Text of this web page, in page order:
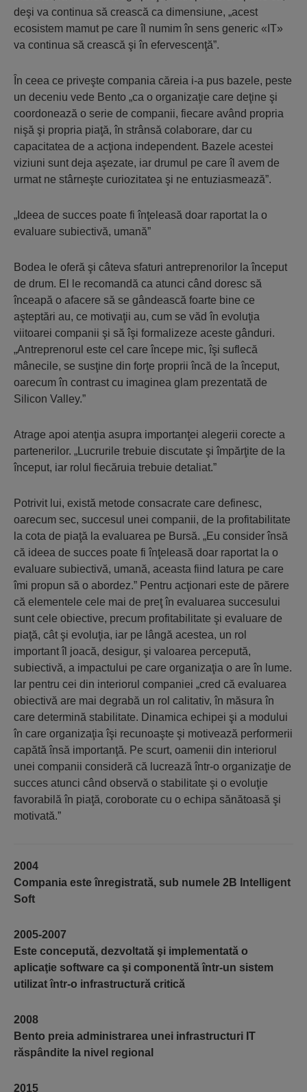
deşi va continua să crească ca dimensiune, „acest
ecosistem mamut pe care îl numim în sens generic «IT»
va continua să crească şi în efervescenţă”.
În ceea ce priveşte compania căreia i-a pus bazele, peste
un deceniu vede Bento „ca o organizaţie care deţine şi
coordonează o serie de companii, fiecare având propria
nişă şi propria piaţă, în strânsă colaborare, dar cu
capacitatea de a acţiona independent. Bazele acestei
viziuni sunt deja aşezate, iar drumul pe care îl avem de
urmat ne stârneşte curiozitatea şi ne entuziasmează”.
„Ideea de succes poate fi înţeleasă doar raportat la o
evaluare subiectivă, umană”
Bodea le oferă şi câteva sfaturi antreprenorilor la început
de drum. El le recomandă ca atunci când doresc să
înceapă o afacere să se gândească foarte bine ce
aşteptări au, ce motivaţii au, cum se văd în evoluţia
viitoarei companii şi să îşi formalizeze aceste gânduri.
„Antreprenorul este cel care începe mic, îşi suflecă
mânecile, se susţine din forţe proprii încă de la început,
oarecum în contrast cu imaginea glam prezentată de
Silicon Valley.”
Atrage apoi atenţia asupra importanţei alegerii corecte a
partenerilor. „Lucrurile trebuie discutate şi împărţite de la
început, iar rolul fiecăruia trebuie detaliat.”
Potrivit lui, există metode consacrate care definesc,
oarecum sec, succesul unei companii, de la profitabilitate
la cota de piaţă la evaluarea pe Bursă. „Eu consider însă
că ideea de succes poate fi înţeleasă doar raportat la o
evaluare subiectivă, umană, aceasta fiind latura pe care
îmi propun să o abordez.” Pentru acţionari este de părere
că elementele cele mai de preţ în evaluarea succesului
sunt cele obiective, precum profitabilitate şi evaluare de
piaţă, cât şi evoluţia, iar pe lângă acestea, un rol
important îl joacă, desigur, şi valoarea percepută,
subiectivă, a impactului pe care organizaţia o are în lume.
Iar pentru cei din interiorul companiei „cred că evaluarea
obiectivă are mai degrabă un rol calitativ, în măsura în
care determină stabilitate. Dinamica echipei şi a modului
în care organizaţia îşi recunoaşte şi motivează performerii
capătă însă importanţă. Pe scurt, oamenii din interiorul
unei companii consideră că lucrează într-o organizaţie de
succes atunci când observă o stabilitate şi o evoluţie
favorabilă în piaţă, coroborate cu o echipa sănătoasă şi
motivată.”
2004
Compania este înregistrată, sub numele 2B Intelligent
Soft
2005-2007
Este concepută, dezvoltată şi implementată o
aplicaţie software ca şi componentă într-un sistem
utilizat într-o infrastructură critică
2008
Bento preia administrarea unei infrastructuri IT
răspândite la nivel regional
2015